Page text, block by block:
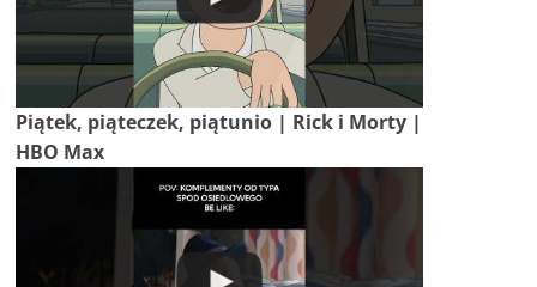
Piątek, piąteczek, piątunio | Rick i Morty |
HBO Max